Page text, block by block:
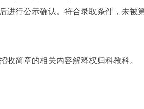
进行公示确认。符合录取条件，未被
收简章的相关内容解释权归科教科。